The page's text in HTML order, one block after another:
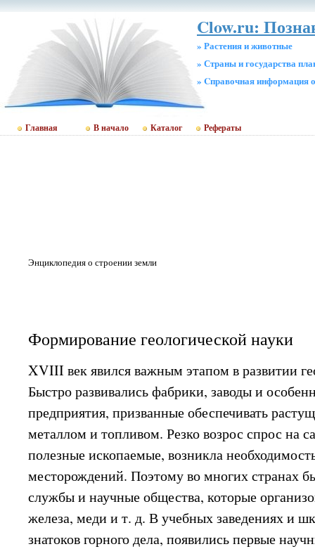
Clow.ru:
» Растения и животные
» Страны и государства
» Cправочная информация
Главная В начало Каталог Рефераты
Энциклопедия о строении земли
Формирование геологической науки
XVIII век явился важным этапом в развитии
Быстро развивались фабрики, заводы и
предприятия, призванные обеспечивать
металлом и топливом. Резко возрос спрос на
полезные ископаемые, возникла
месторождений. Поэтому во многих странах
службы и научные общества, которые
железа, меди и т. д. В учебных заведениях и
знатоков горного дела, появились первые